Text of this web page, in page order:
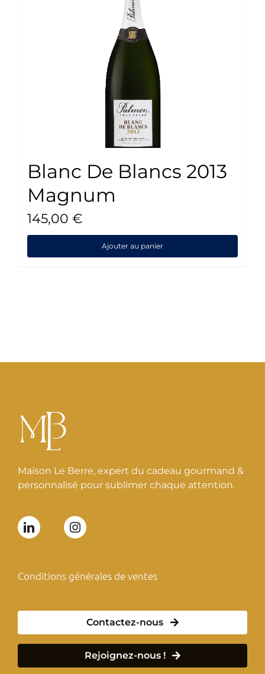
Blanc De Blancs 2013
Magnum
145,00 €
Ajouter au panier
Maison Le Berre, expert du cadeau gourmand &
personnalisé pour sublimer chaque attention.
Conditions générales de ventes
Contactez-nous
Rejoignez-nous !